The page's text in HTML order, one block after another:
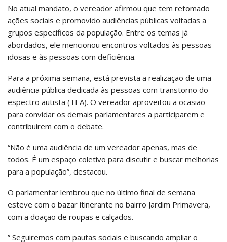
No atual mandato, o vereador afirmou que tem retomado
ações sociais e promovido audiências públicas voltadas a
grupos específicos da população. Entre os temas já
abordados, ele mencionou encontros voltados às pessoas
idosas e às pessoas com deficiência.
Para a próxima semana, está prevista a realização de uma
audiência pública dedicada às pessoas com transtorno do
espectro autista (TEA). O vereador aproveitou a ocasião
para convidar os demais parlamentares a participarem e
contribuírem com o debate.
“Não é uma audiência de um vereador apenas, mas de
todos. É um espaço coletivo para discutir e buscar melhorias
para a população”, destacou.
O parlamentar lembrou que no último final de semana
esteve com o bazar itinerante no bairro Jardim Primavera,
com a doação de roupas e calçados.
” Seguiremos com pautas sociais e buscando ampliar o